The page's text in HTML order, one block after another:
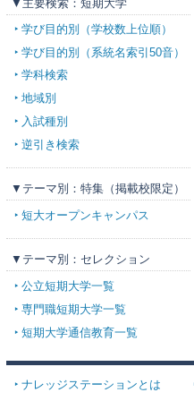
▼主要検索：短期大学
学び目的別（学校数上位順）
学び目的別（系統名索引50音）
学科検索
地域別
入試種別
逆引き検索
▼テーマ別：特集（掲載校限定）
短大オープンキャンパス
▼テーマ別：セレクション
公立短期大学一覧
専門職短期大学一覧
短期大学通信教育一覧
ナレッジステーションとは